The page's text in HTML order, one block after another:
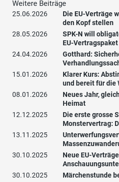
Weitere Beiträge
25.06.2026
Die EU-Verträge
den Kopf stellen
28.05.2026
SPK-N will
EU-Vertragspaket
24.04.2026
Gotthard:
15.01.2026
Klarer Kurs:
und bereit für die
08.01.2026
Neues Jahr,
Heimat
12.12.2025
Die erste grosse
Monstervertrag:
13.11.2025
30.10.2025
Neue EU-
30.10.2025
Märchenstunde